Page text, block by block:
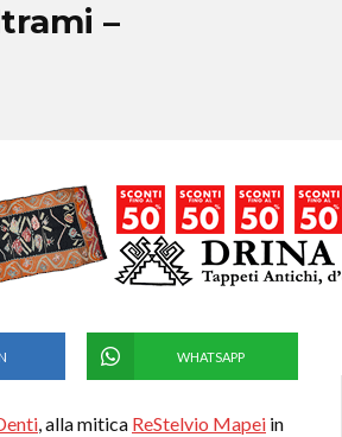
–
WHATSAPP
, alla mitica ReStelvio Mapei in